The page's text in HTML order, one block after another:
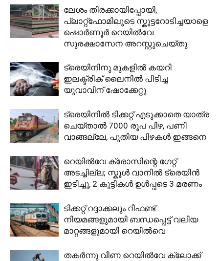
ലേശം തിരക്കായിപ്പോയി,
പ്ലാറ്റ്ഫോമിലൂടെ സ്കൂട്ടറോടിച്ചയാളെ
ഷൊർണൂർ റെയിൽവേ
സുരക്ഷാസേന അറസ്റ്റുചെയ്തു
ട്രെയിനിനു മുകളിൽ കയറി
ഇലക്ട്രിക് ലൈനിൽ പിടിച്ച
യുവാവിന് ഷോക്കേറ്റു
ട്രെയിനില്‍ ടിക്കറ്റ് എടുക്കാതെ യാത്ര
ചെയ്താല്‍ 7000 രൂപ പിഴ, പണി
വാങ്ങല്ലേ, പുതിയ പിഴകള്‍ ഇങ്ങനെ
റെയിൽവേ ക്രോസിന്റെ ​ഗേറ്റ്
അടച്ചില്ല; സ്കൂള്‍ വാനില്‍ ട്രെയിന്‍
ഇടിച്ചു, 2 കുട്ടികൾ ഉൾപ്പടെ 3 മരണം
ടിക്കറ്റ് റദ്ദാക്കലും റീഫണ്ട്
നിയമങ്ങളുമായി ബന്ധപ്പെട്ട് വലിയ
മാറ്റങ്ങളുമായി റെയിൽവെ
തകർന്നു വീണ റെയിൽവേ ക്ലോക്ക്